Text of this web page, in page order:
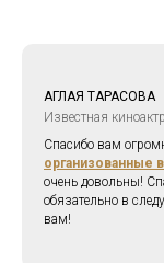
АГЛАЯ ТАРАСОВА
Известная
Спасибо вам
организованные
очень довольны!
обязательно в
вам!